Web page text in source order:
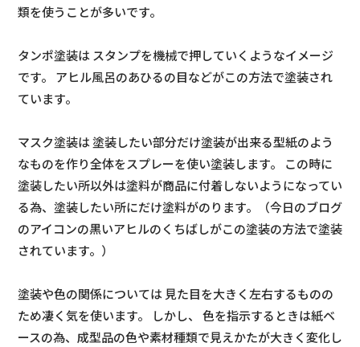
類を使うことが多いです。
タンポ塗装は スタンプを機械で押していくようなイメージ
です。 アヒル風呂のあひるの目などがこの方法で塗装され
ています。
マスク塗装は 塗装したい部分だけ塗装が出来る型紙のよう
なものを作り全体をスプレーを使い塗装します。 この時に
塗装したい所以外は塗料が商品に付着しないようになってい
る為、塗装したい所にだけ塗料がのります。（今日のブログ
のアイコンの黒いアヒルのくちばしがこの塗装の方法で塗装
されています。）
塗装や色の関係については 見た目を大きく左右するものの
ため凄く気を使います。 しかし、 色を指示するときは紙ベ
ースの為、成型品の色や素材種類で見えかたが大きく変化し